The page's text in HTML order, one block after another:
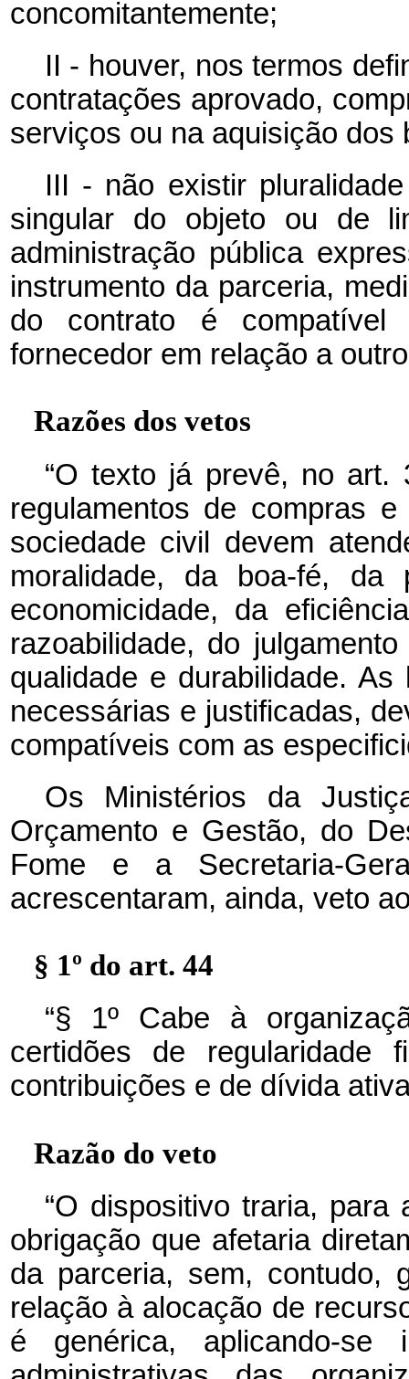
concomitantemente;
II - houver, nos termos
contratações aprovado,
serviços ou na aquisição dos
III - não existir
singular do objeto ou de
administração pública
instrumento da parceria,
do contrato é
fornecedor em relação a
Razões dos vetos
“O texto já prevê, no
regulamentos de compras
sociedade civil devem
moralidade, da boa-fé, da
economicidade, da
razoabilidade, do
qualidade e durabilidade.
necessárias e justificadas,
compatíveis com as
Os Ministérios da
Orçamento e Gestão, do
Fome e a Secretaria-
acrescentaram, ainda, veto
§ 1º do art. 44
“§ 1º Cabe à
certidões de regularidade
contribuições e de dívida
Razão do veto
“O dispositivo traria,
obrigação que afetaria
da parceria, sem, contudo,
relação à alocação de
é genérica, aplicando-